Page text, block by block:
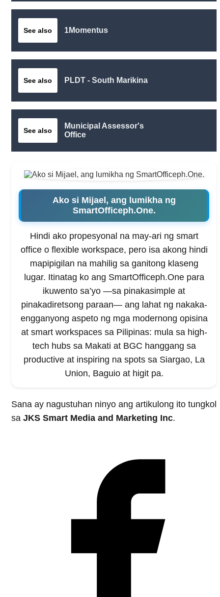
See also 1Momentus
See also PLDT - South Marikina
See also
Municipal Assessor's
Office
Ako si Mijael, ang lumikha ng
SmartOfficeph.One.
Hindi ako propesyonal na may-ari ng smart
office o flexible workspace, pero isa akong hindi
mapipigilan na mahilig sa ganitong klaseng
lugar. Itinatag ko ang SmartOfficeph.One para
ikuwento sa’yo —sa pinakasimple at
pinakadiretsong paraan— ang lahat ng nakaka-
engganyong aspeto ng mga modernong opisina
at smart workspaces sa Pilipinas: mula sa high-
tech hubs sa Makati at BGC hanggang sa
productive at inspiring na spots sa Siargao, La
Union, Baguio at higit pa.
Sana ay nagustuhan ninyo ang artikulong ito tungkol
sa JKS Smart Media and Marketing Inc.